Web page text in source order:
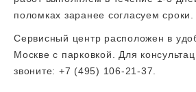
поломках заранее согласуем сроки.
Сервисный центр расположен в
Москве с парковкой. Для
звоните: +7 (495) 106-21-37.